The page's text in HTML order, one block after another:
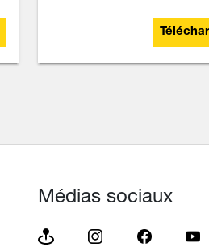
Médias sociaux